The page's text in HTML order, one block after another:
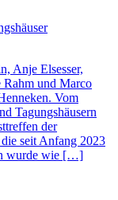
Anje Elsesser,
Rahm und Marco
Vom
Tagungshäusern
der
seit Anfang 2023
wurde wie […]